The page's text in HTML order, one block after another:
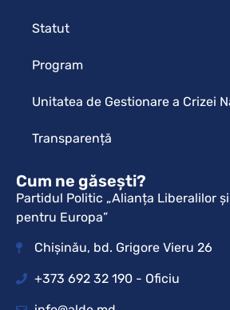
Statut
Program
Unitatea de Gestionare a Crizei
Transparență
Cum ne găsești?
Partidul Politic „Alianța Liberalilor
pentru Europa”
Chișinău, bd. Grigore Vieru 26
+373 692 32 190 - Oficiu